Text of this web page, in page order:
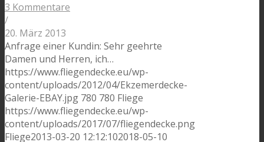
3 Kommentare
/
20. März 2013
Anfrage einer Kundin: Sehr geehrte
Damen und Herren, ich…
https://www.fliegendecke.eu/wp-
content/uploads/2012/04/Ekzemerdecke-
Galerie-EBAY.jpg 780 780 Fliege
https://www.fliegendecke.eu/wp-
content/uploads/2017/07/fliegendecke.png
Fliege2013-03-20 12:12:102018-05-10